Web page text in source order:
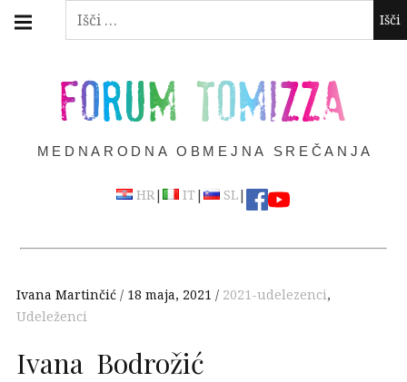
Išči:
Skip
FORUM TOMIZZA
MEDNARODNA OBMEJNA SREČANJA
HR| IT | SL|
navigation
Ivana Martinčić 18 maja, 2021 2021-udelezenci,
Udeleženci
Ivana Bodrožić